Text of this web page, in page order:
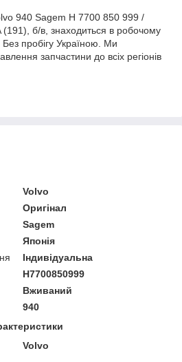
940 Sagem H 7700 850 999 /
б/в, знаходиться в робочому
Без пробігу Україною. Ми
запчастини до всіх регіонів
Volvo
Оригінал
Sagem
Японія
Індивідуальна
H7700850999
Вживаний
940
Volvo